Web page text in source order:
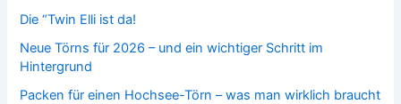
Die “Twin Elli ist da!
Neue Törns für 2026 – und ein wichtiger Schritt im
Hintergrund
Packen für einen Hochsee-Törn – was man wirklich braucht